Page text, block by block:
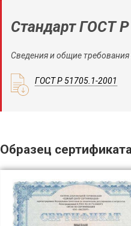
Стандарт ГОСТ
Сведения и общие
ГОСТ Р 51705.1-2001
Образец